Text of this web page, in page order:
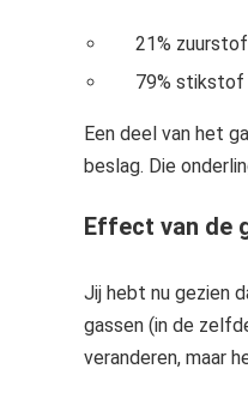
21% zuurstof
79% stikstof
Een deel van het
beslag. Die
Effect van de
Jij hebt nu gezien
gassen (in de
veranderen, maar